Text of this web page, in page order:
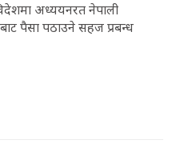
अध्ययनरत नेपाली
पैसा पठाउने सहज प्रबन्ध